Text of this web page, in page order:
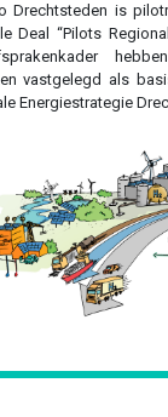
Drechtsteden is
Deal “Pilots
vastgelegd als
Energiestrategie